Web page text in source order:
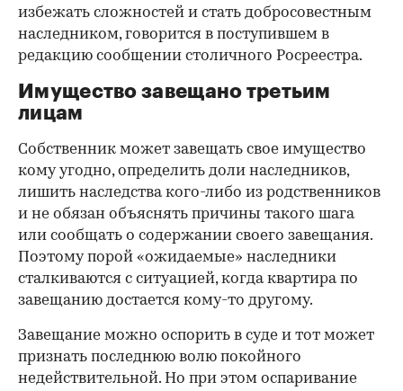
избежать сложностей и стать добросовестным
наследником, говорится в поступившем в
редакцию сообщении столичного Росреестра.
Имущество завещано третьим
лицам
Собственник может завещать свое имущество
кому угодно, определить доли наследников,
лишить наследства кого-либо из родственников
и не обязан объяснять причины такого шага
или сообщать о содержании своего завещания.
Поэтому порой «ожидаемые» наследники
сталкиваются с ситуацией, когда квартира по
завещанию достается кому-то другому.
Завещание можно оспорить в суде и тот может
признать последнюю волю покойного
недействительной. Но при этом оспаривание